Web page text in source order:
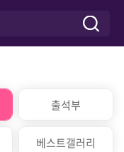
출석부
베스트갤러리